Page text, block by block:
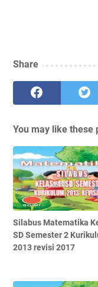
Share
You may like these
Silabus Matematika
SD Semester 2
2013 revisi 2017